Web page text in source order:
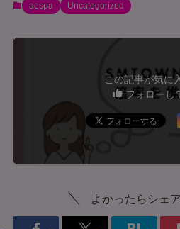
aespa Uncategorized
この記事が気に
フォローし
よかったらシェ